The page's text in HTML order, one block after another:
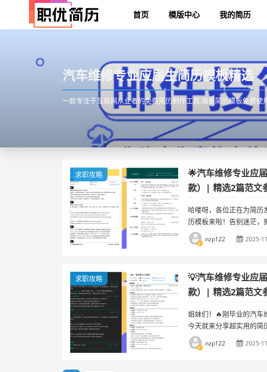
首页 模版中心 我的简历
汽车维修专业应届生简历模板精选
一款专注于互联网从业者的免费简历制作工具,海量简历模板免费
求职攻略
🌟汽车维修专业应
款）| 精选2篇范文
哈喽呀，各位正在为简
历模板来啦！告别迷茫，
✨！简单清晰，突出你的
让你...
nzp122 2025-
求职攻略
💡汽车维修专业应
款）| 精选2篇范文
姐妹们！🔥刚毕业的汽车
今天就来分享超实用的简
方，重点突出专业技能和
get√，...
nzp122 2025-